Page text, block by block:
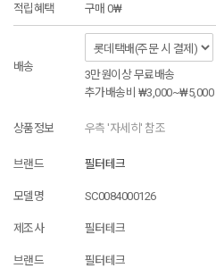
적립혜택 구매 0₩
배송
3만원이상 무료배송
추가배송비 ₩3,000~₩5,000
상품정보 우측 '자세히' 참조
브랜드 필터테크
모델명 SC0084000126
제조사 필터테크
브랜드 필터테크